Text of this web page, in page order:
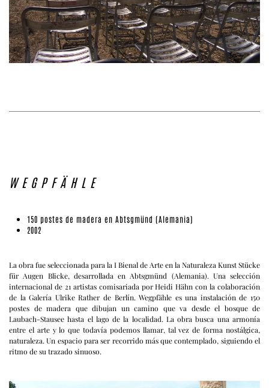
WEGPFÄHLE
150 postes de madera en Abtsgmünd (Alemania)
2002
La obra fue seleccionada para la I Bienal de Arte en la Naturaleza Kunst Stücke
für Augen Blicke, desarrollada en Abtsgmünd (Alemania). Una selección
internacional de 21 artistas comisariada por Heidi Hähn con la colaboración
de la Galería Ulrike Rather de Berlín. Wegpfähle es una instalación de 150
postes de madera que dibujan un camino que va desde el bosque de
Laubach-Stausee hasta el lago de la localidad. La obra busca una armonía
entre el arte y lo que todavía podemos llamar, tal vez de forma nostálgica,
naturaleza. Un espacio para ser recorrido más que contemplado, siguiendo el
ritmo de su trazado sinuoso.